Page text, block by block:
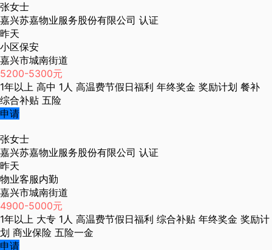
张女士
嘉兴苏嘉物业服务股份有限公司 认证
昨天
小区保安
嘉兴市城南街道
5200-5300元
1年以上 高中 1人 高温费节假日福利 年终奖金 奖励计划 餐补
综合补贴 五险
申请
张女士
嘉兴苏嘉物业服务股份有限公司 认证
昨天
物业客服内勤
嘉兴市城南街道
4900-5000元
1年以上 大专 1人 高温费节假日福利 综合补贴 年终奖金 奖励计
划 商业保险 五险一金
申请